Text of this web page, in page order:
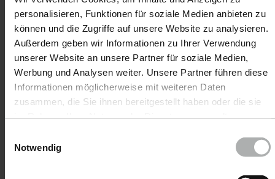
personalisieren, Funktionen für soziale Medien anbieten zu
können und die Zugriffe auf unsere Website zu analysieren.
Außerdem geben wir Informationen zu Ihrer Verwendung
unserer Website an unsere Partner für soziale Medien,
Werbung und Analysen weiter. Unsere Partner führen diese
Informationen möglicherweise mit weiteren Daten
zusammen, die Sie ihnen bereitgestellt haben oder die sie
Cookies finden Sie unter
Impressum
Notwendig
Sicherheitsdatenblatt
Deutsch |andere Sprachen